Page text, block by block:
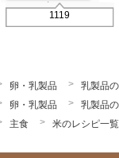
1119
卵・乳製品
乳製品
卵・乳製品
乳製品
主食 米のレシピ一覧